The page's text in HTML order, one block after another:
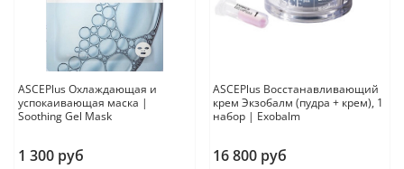
ASCEPlus Охлаждающая и
успокаивающая маска |
Soothing Gel Mask
1 300 руб
ASCEPlus Восстанавливающий
крем Экзобалм (пудра + крем), 1
набор | Exobalm
16 800 руб